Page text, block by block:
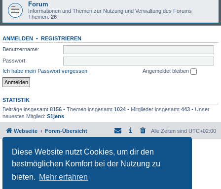
Diese Website nutzt Cookies, um dir den
bestmöglichen Komfort bei der Nutzung zu
bieten. Mehr erfahren
Forum
Informationen und Themen zur Nutzung und Verwaltung des Forums
Themen: 26
ANMELDEN •
REGISTRIEREN
Benutzername:
Passwort:
Ich habe mein Passwort vergessen
Angemeldet bleiben
STATISTIK
Beiträge insgesamt 8156 • Themen insgesamt 1024 • Mitglieder insgesamt 443 • Unser
neuestes Mitglied: S1jens
Webseite Foren-Übersicht Alle Zeiten sind UTC+02:00
Powered by phpBB
® Forum Software © phpBB Limited
Datenschutz|Nutzungsbedingungen